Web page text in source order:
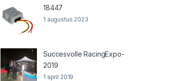
18447
1 augustus 2023
Succesvolle RacingExpo-
2019
1 april 2019